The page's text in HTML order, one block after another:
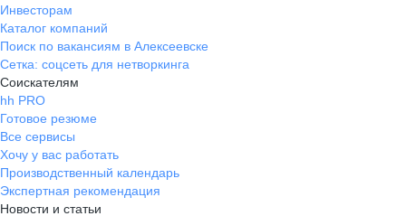
Инвесторам
Каталог компаний
Поиск по вакансиям в Алексеевске
Сетка: соцсеть для нетворкинга
Соискателям
hh PRO
Готовое резюме
Все сервисы
Хочу у вас работать
Производственный календарь
Экспертная рекомендация
Новости и статьи